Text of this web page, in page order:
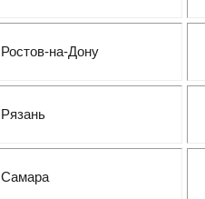
Ростов-на-Дону
Рязань
Самара